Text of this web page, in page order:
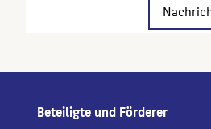
Beteiligte und Förderer